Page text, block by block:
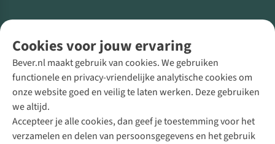
Cookies voor jouw ervaring
Bever.nl maakt gebruik van cookies. We gebruiken
functionele en privacy-vriendelijke analytische cookies om
onze website goed en veilig te laten werken. Deze gebruiken
we altijd.
Accepteer je alle cookies, dan geef je toestemming voor het
verzamelen en delen van persoonsgegevens en het gebruik
Direct advies van een Buitenexpert
+31 (0)85 888 50 88